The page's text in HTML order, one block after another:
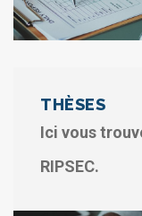
THÈSES
Ici vous
RIPSEC.